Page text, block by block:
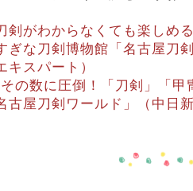
剣がわからなくても楽しめ
ぎな刀剣博物館「名古屋刀
キスパート）
その数に圧倒！「刀剣」「
古屋刀剣ワールド」（中日